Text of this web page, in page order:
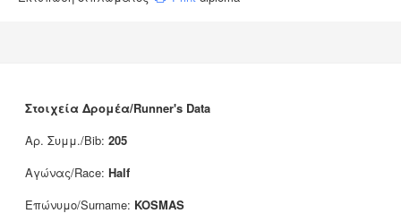
Αποτελέσματα
Στοιχεία Δρομέα/Runner's Data
Αρ. Συμμ./Bib: 205
Αγώνας/Race: Half
Επώνυμο/Surname: KOSMAS